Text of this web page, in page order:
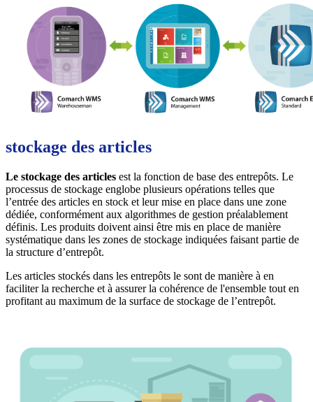
stockage des articles
Le stockage des articles est la fonction de base des entrepôts. Le
processus de stockage englobe plusieurs opérations telles que
l’entrée des articles en stock et leur mise en place dans une zone
dédiée, conformément aux algorithmes de gestion préalablement
définis. Les produits doivent ainsi être mis en place de manière
systématique dans les zones de stockage indiquées faisant partie de
la structure d’entrepôt.
Les articles stockés dans les entrepôts le sont de manière à en
faciliter la recherche et à assurer la cohérence de l'ensemble tout en
profitant au maximum de la surface de stockage de l’entrepôt.